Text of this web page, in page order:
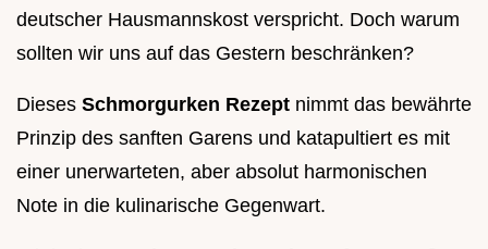
deutscher Hausmannskost verspricht. Doch warum
sollten wir uns auf das Gestern beschränken?
Dieses Schmorgurken Rezept nimmt das bewährte
Prinzip des sanften Garens und katapultiert es mit
einer unerwarteten, aber absolut harmonischen
Note in die kulinarische Gegenwart.